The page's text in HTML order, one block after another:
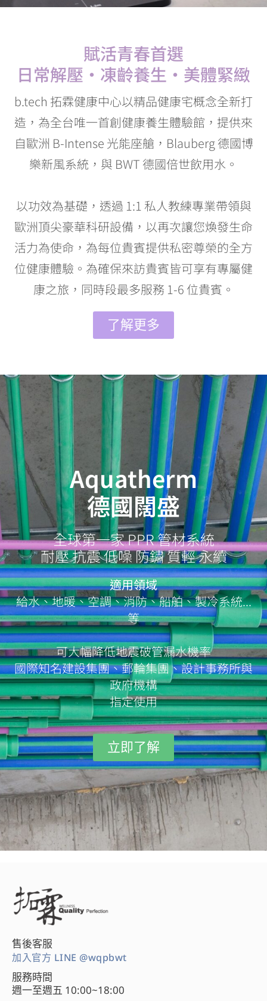
賦活青春首選
日常解壓・凍齡養生・美體緊緻
b.tech 拓霖健康中心以精品健康宅概念全新打
造，為全台唯一首創健康養生體驗館，提供來
自歐洲 B-Intense 光能座艙，Blauberg 德國博
樂新風系統，與 BWT 德國倍世飲用水。
以功效為基礎，透過 1:1 私人教練專業帶領與
歐洲頂尖豪華科研設備，以再次讓您煥發生命
活力為使命，為每位貴賓提供私密尊榮的全方
位健康體驗。為確保來訪貴賓皆可享有專屬健
康之旅，同時段最多服務 1-6 位貴賓。
了解更多
Aquatherm
德國闊盛
全球第一家 PPR 管材系統
耐壓 抗震 低噪 防鏽 質輕 永續
適用領域
給水、地暖、空調、消防、船舶、製冷系統...
等
可大幅降低地震破管漏水機率
國際知名建設集團、郵輪集團、設計事務所與
政府機構
指定使用
立即了解
售後客服
加入官方 LINE @wqpbwt
服務時間
週一至週五 10:00~18:00